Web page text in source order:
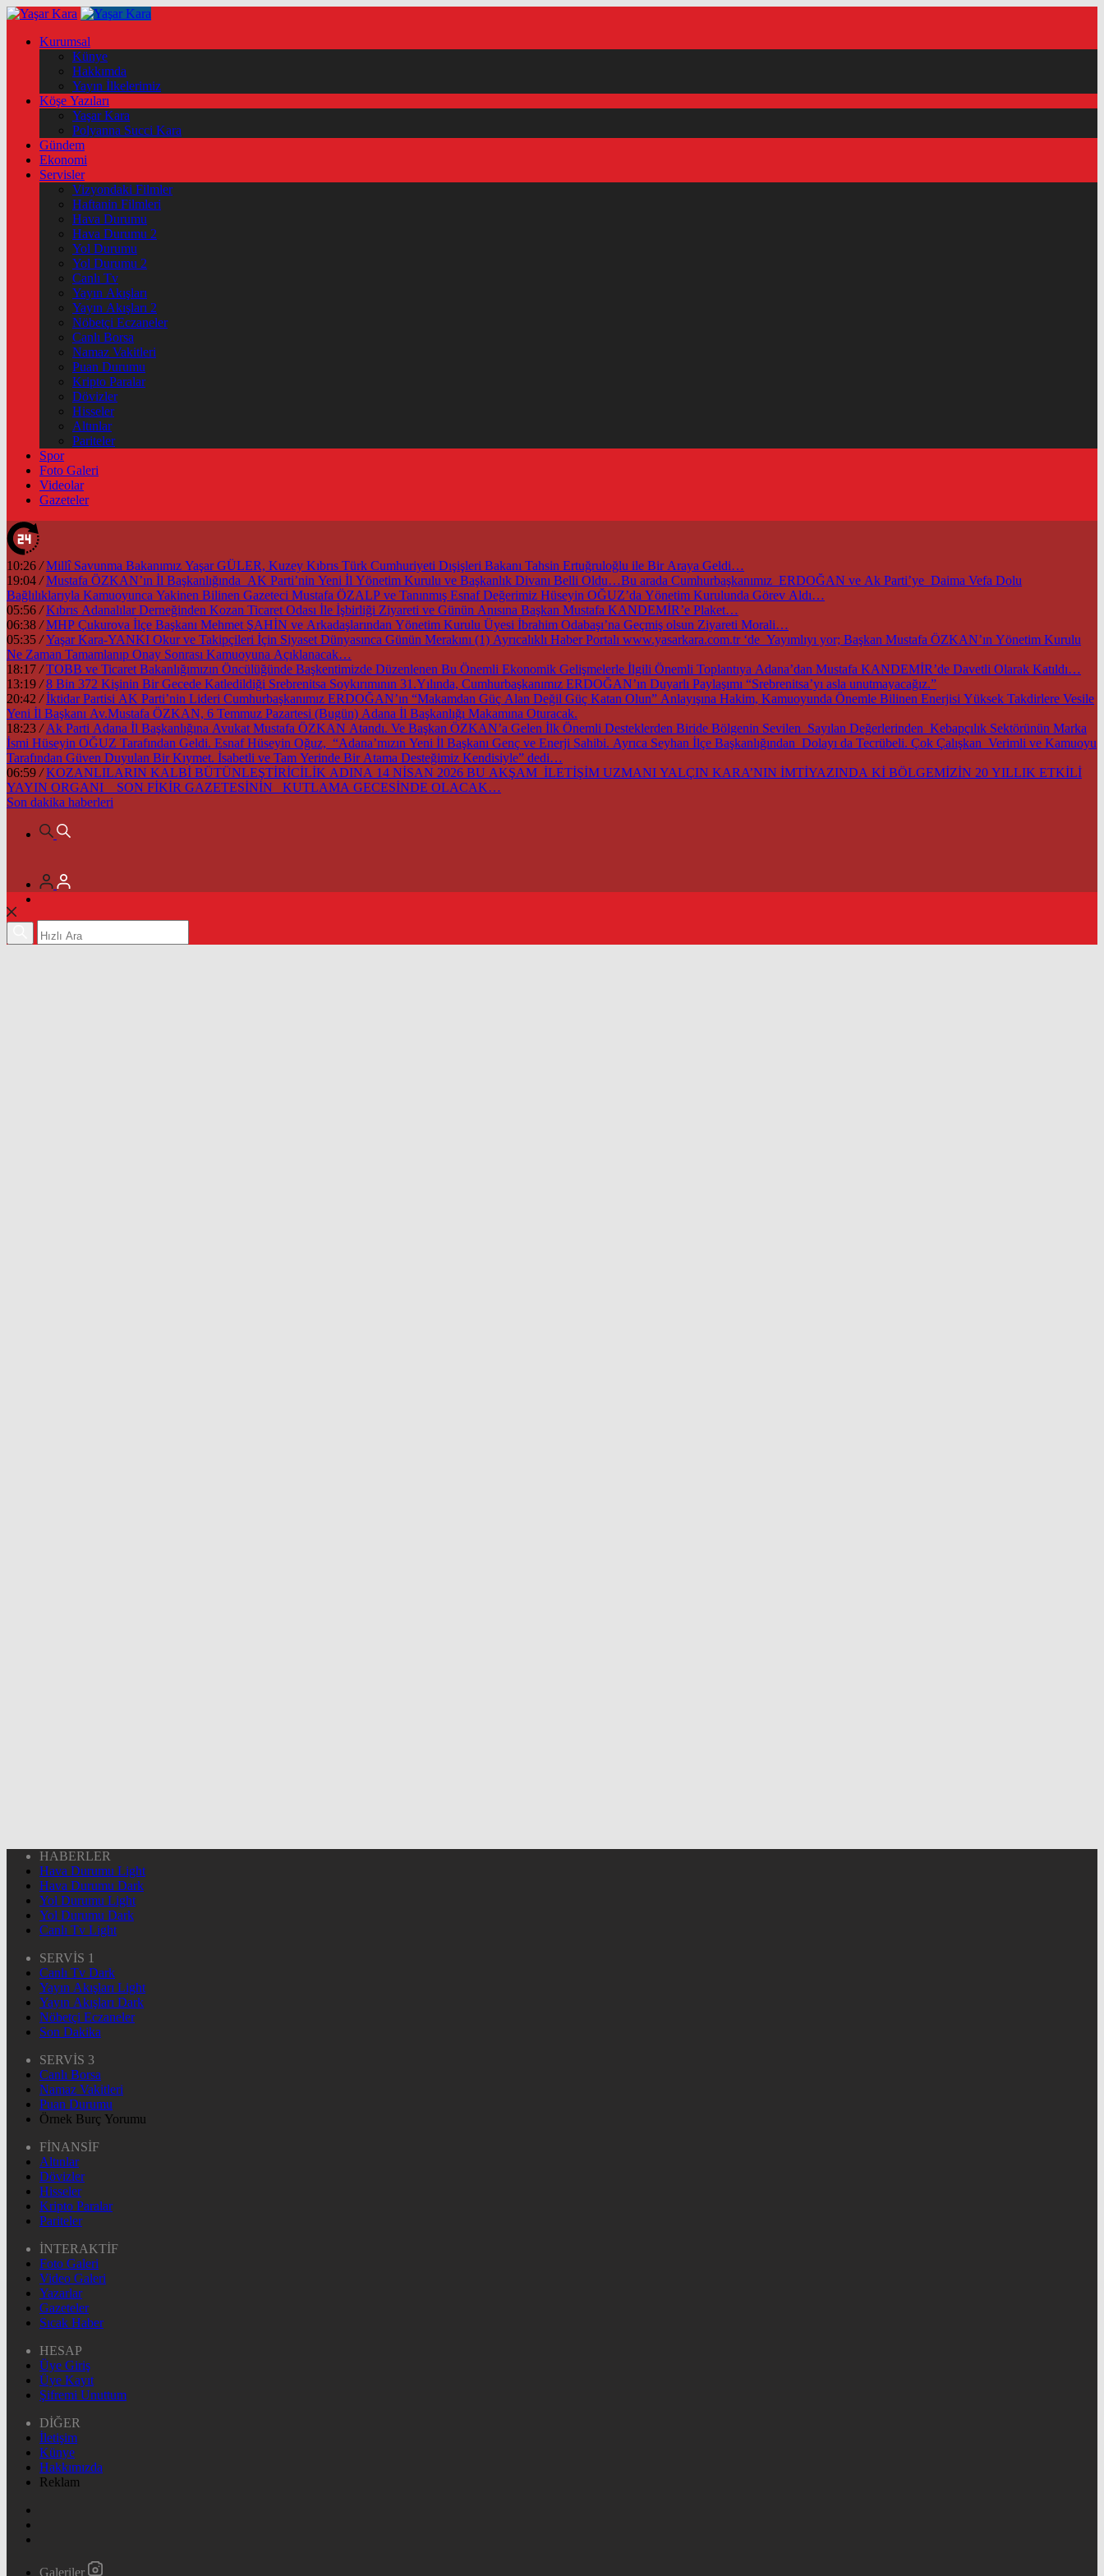
Kurumsal
Künye
Hakkımda
Yayın İlkelerimiz
Köşe Yazıları
Yaşar Kara
Polyanna Succi Kara
Gündem
Ekonomi
Servisler
Vizyondaki Filmler
Haftanin Filmleri
Hava Durumu
Hava Durumu 2
Yol Durumu
Yol Durumu 2
Canlı Tv
Yayın Akışları
Yayın Akışları 2
Nöbetçi Eczaneler
Canlı Borsa
Namaz Vakitleri
Puan Durumu
Kripto Paralar
Dövizler
Hisseler
Altınlar
Pariteler
Spor
Foto Galeri
Videolar
Gazeteler
10:26 / Millî Savunma Bakanımız Yaşar GÜLER, Kuzey Kıbrıs Türk Cumhuriyeti Dışişleri Bakanı Tahsin Ertuğruloğlu ile Bir Araya Geldi…
19:04 / Mustafa ÖZKAN’ın İl Başkanlığında AK Parti’nin Yeni İl Yönetim Kurulu ve Başkanlık Divanı Belli Oldu…Bu arada Cumhurbaşkanımız ERDOĞAN ve Ak Parti’ye Daima Vefa Dolu
Bağlılıklarıyla Kamuoyunca Yakinen Bilinen Gazeteci Mustafa ÖZALP ve Tanınmış Esnaf Değerimiz Hüseyin OĞUZ’da Yönetim Kurulunda Görev Aldı…
05:56 / Kıbrıs Adanalılar Derneğinden Kozan Ticaret Odası İle İşbirliği Ziyareti ve Günün Anısına Başkan Mustafa KANDEMİR’e Plaket…
06:38 / MHP Çukurova İlçe Başkanı Mehmet ŞAHİN ve Arkadaşlarından Yönetim Kurulu Üyesi İbrahim Odabaşı’na Geçmiş olsun Ziyareti Morali…
05:35 / Yaşar Kara-YANKI Okur ve Takipçileri İçin Siyaset Dünyasınca Günün Merakını (1) Ayrıcalıklı Haber Portalı www.yasarkara.com.tr ‘de Yayımlıyı yor; Başkan Mustafa ÖZKAN’ın Yönetim Kurulu
Ne Zaman Tamamlanıp Onay Sonrası Kamuoyuna Açıklanacak…
18:17 /
TOBB ve Ticaret Bakanlığımızın Öncülüğünde Başkentimizde Düzenlenen Bu Önemli Ekonomik Gelişmelerle İlgili Önemli Toplantıya Adana’dan Mustafa KANDEMİR’de Davetli Olarak Katıldı…
13:19 / 8 Bin 372 Kişinin Bir Gecede Katledildiği Srebrenitsa Soykırımının 31.Yılında, Cumhurbaşkanımız ERDOĞAN’ın Duyarlı Paylaşımı “Srebrenitsa’yı asla unutmayacağız.”
20:42 / İktidar Partisi AK Parti’nin Lideri Cumhurbaşkanımız ERDOĞAN’ın “Makamdan Güç Alan Değil Güç Katan Olun” Anlayışına Hakim, Kamuoyunda Önemle Bilinen Enerjisi Yüksek Takdirlere Vesile
Yeni İl Başkanı Av.Mustafa ÖZKAN, 6 Temmuz Pazartesi (Bugün) Adana İl Başkanlığı Makamına Oturacak.
18:23 / Ak Parti Adana İl Başkanlığına Avukat Mustafa ÖZKAN Atandı. Ve Başkan ÖZKAN’a Gelen İlk Önemli Desteklerden Biride Bölgenin Sevilen Sayılan Değerlerinden Kebapçılık Sektörünün Marka
İsmi Hüseyin OĞUZ Tarafından Geldi. Esnaf Hüseyin Oğuz, “Adana’mızın Yeni İl Başkanı Genç ve Enerji Sahibi. Ayrıca Seyhan İlçe Başkanlığından Dolayı da Tecrübeli. Çok Çalışkan Verimli ve Kamuoyu
Tarafından Güven Duyulan Bir Kıymet. İsabetli ve Tam Yerinde Bir Atama Desteğimiz Kendisiyle” dedi…
06:59 / KOZANLILARIN KALBİ BÜTÜNLEŞTİRİCİLİK ADINA 14 NİSAN 2026 BU AKŞAM İLETİŞİM UZMANI YALÇIN KARA’NIN İMTİYAZINDA Kİ BÖLGEMİZİN 20 YILLIK ETKİLİ
YAYIN ORGANI SON FİKİR GAZETESİNİN KUTLAMA GECESİNDE OLACAK…
Son dakika haberleri
HABERLER
Hava Durumu Light
Hava Durumu Dark
Yol Durumu Light
Yol Durumu Dark
Canlı Tv Light
SERVİS 1
Canlı Tv Dark
Yayın Akışları Light
Yayın Akışları Dark
Nöbetçi Eczaneler
Son Dakika
SERVİS 3
Canlı Borsa
Namaz Vakitleri
Puan Durumu
Örnek Burç Yorumu
FİNANSİF
Altınlar
Dövizler
Hisseler
Kripto Paralar
Pariteler
İNTERAKTİF
Foto Galeri
Video Galeri
Yazarlar
Gazeteler
Sıcak Haber
HESAP
Üye Giriş
Üye Kayıt
Şifremi Unuttum
DİĞER
İletişim
Künye
Hakkımızda
Reklam
Galeriler